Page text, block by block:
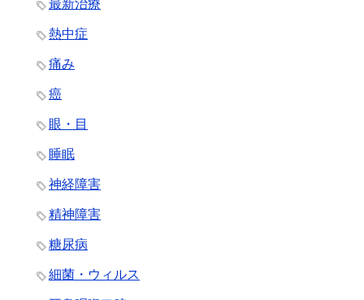
最新治療
熱中症
痛み
癌
眼・目
睡眠
神経障害
精神障害
糖尿病
細菌・ウィルス